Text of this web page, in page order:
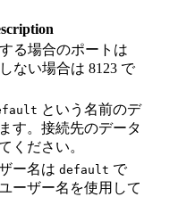
る場合のポートは
ない場合は 8123 で
という名前のデ
す。接続先のデータ
ください。
ー名は default で
ーザー名を使用して